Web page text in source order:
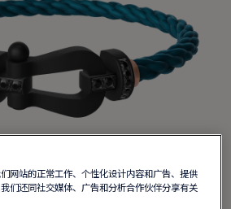
网站的正常工作、个性化设计内容和广告、提供
们还同社交媒体、广告和分析合作伙伴分享有关